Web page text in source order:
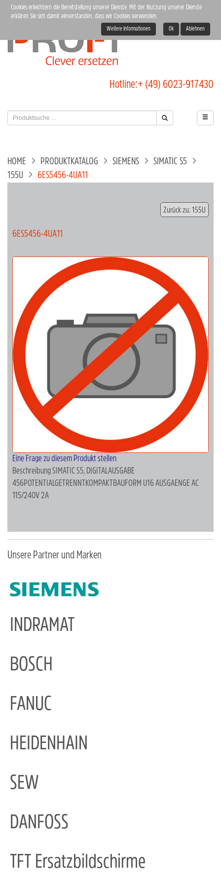
Hotline:+ (49) 6023-917430
HOME PRODUKTKATALOG SIEMENS
SIMATIC S5
155U
6ES5456-4UA11
Zurück zu: 155U
6ES5456-4UA11
Eine Frage zu diesem Produkt stellen
BeschreibungSIMATIC S5, DIGITALAUSGABE
456POTENTIALGETRENNTKOMPAKTBAUFORM U16 AUSGAENGE AC
115/240V 2A
Unsere Partner und Marken
INDRAMAT
BOSCH
FANUC
HEIDENHAIN
SEW
DANFOSS
TFT Ersatzbildschirme
Cookies erleichtern die Bereitstellung unserer Dienste. Mit der Nutzung unserer Dienste
erklären Sie sich damit einverstanden, dass wir Cookies verwenden.
Weitere Informationen Ok Ablehnen